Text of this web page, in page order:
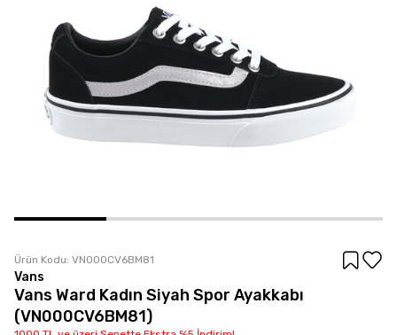
Ürün Kodu: VN000CV6BM81
Vans
Vans Ward Kadın Siyah Spor Ayakkabı
(VN000CV6BM81)